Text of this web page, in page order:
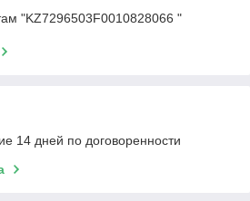
"KZ7296503F0010828066 "
14 дней по договоренности